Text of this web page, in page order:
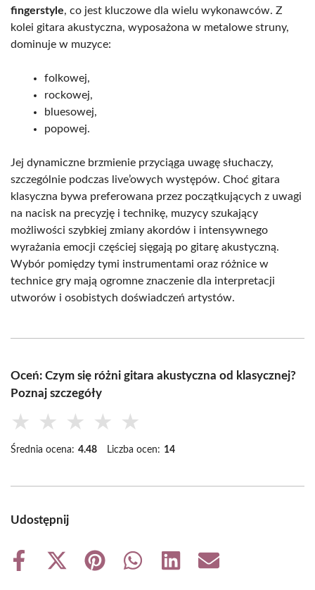
fingerstyle, co jest kluczowe dla wielu wykonawców. Z
kolei gitara akustyczna, wyposażona w metalowe struny,
dominuje w muzyce:
folkowej,
rockowej,
bluesowej,
popowej.
Jej dynamiczne brzmienie przyciąga uwagę słuchaczy,
szczególnie podczas live’owych występów. Choć gitara
klasyczna bywa preferowana przez początkujących z uwagi
na nacisk na precyzję i technikę, muzycy szukający
możliwości szybkiej zmiany akordów i intensywnego
wyrażania emocji częściej sięgają po gitarę akustyczną.
Wybór pomiędzy tymi instrumentami oraz różnice w
technice gry mają ogromne znaczenie dla interpretacji
utworów i osobistych doświadczeń artystów.
Oceń: Czym się różni gitara akustyczna od klasycznej?
Poznaj szczegóły
★ ★ ★ ★ ★
Średnia ocena: 4.48 Liczba ocen: 14
Udostępnij
Share
Share
Share
Share
Share
Share